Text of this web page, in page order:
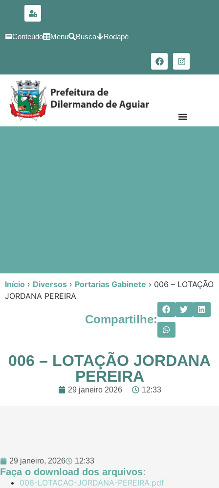
conteúdo
Conteúdo Menu Busca Rodapé
Início › Diversos › Portarias Gabinete › 006 – LOTAÇÃO
JORDANA PEREIRA
Compartilhe:
006 – LOTAÇÃO JORDANA
PEREIRA
29 janeiro 2026 12:33
29 janeiro, 2026 12:33
Faça o download dos arquivos:
006-LOTACAO-JORDANA-PEREIRA.pdf